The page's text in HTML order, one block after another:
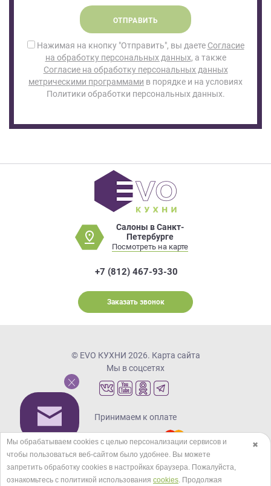
ОТПРАВИТЬ
Нажимая на кнопку "Отправить", вы даете Согласие
на обработку персональных данных, а также
Согласие на обработку персональных данных
метрическими программами в порядке и на условиях
Политики обработки персональных данных.
Салоны в Санкт-
Петербурге
Посмотреть на карте
+7 (812) 467-93-30
Заказать звонок
© EVO КУХНИ 2026. Карта сайта
Мы в соцсетях
Принимаем к оплате
Кредиты и рассрочка
✖
Мы обрабатываем cookies с целью персонализации сервисов и
чтобы пользоваться веб-сайтом было удобнее. Вы можете
запретить обработку сookies в настройках браузера. Пожалуйста,
ознакомьтесь с политикой использования cookies. Продолжая